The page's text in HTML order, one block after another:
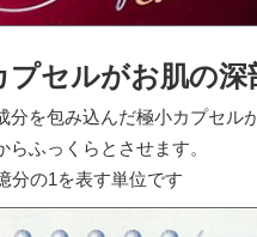
セルがお肌の深
分を包み込んだ極小カプセル
らふっくらとさせます。
分の1を表す単位です